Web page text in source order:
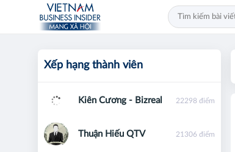
Xếp hạng thành viên
Kiên Cương - Bizreal 22298 điểm
Thuận Hiếu QTV 21306 điểm